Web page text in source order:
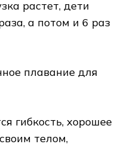
растет, дети
а потом и 6 раз
плавание для
гибкость, хорошее
телом,